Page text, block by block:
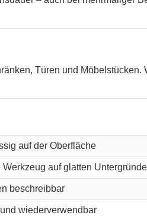
Türen und
auf der Oberfläche
auf glatten
beschreibbar
wiederverwendbar